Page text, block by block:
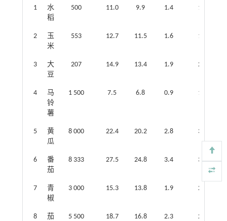
1
水
稻
500 11.0 9.9 1.4 1.5
2
玉
米
553 12.7 11.5 1.6 1.7
3
大
豆
207 14.9 13.4 1.9 2.0
4
马
铃
薯
1 500 7.5 6.8 0.9 1.0
5
黄
瓜
8 000 22.4 20.2 2.8 3.1
6
番
茄
8 333 27.5 24.8 3.4 3.8
7
青
椒
3 000 15.3 13.8 1.9 2.1
8
茄
5 500 18.7 16.8 2.3 2.6